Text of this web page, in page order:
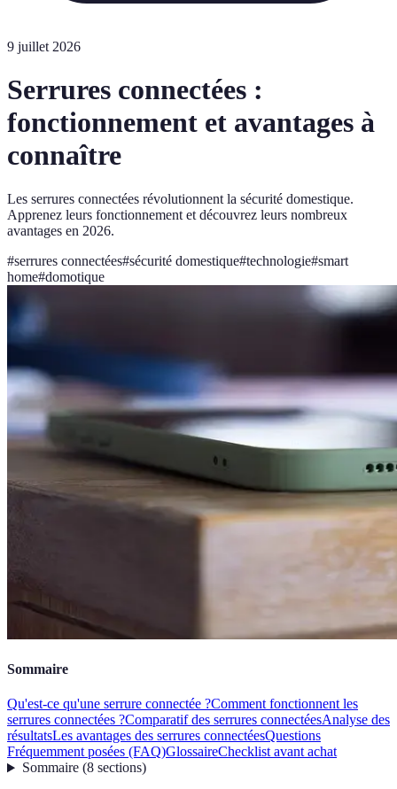
9 juillet 2026
Serrures connectées :
fonctionnement et avantages à
connaître
Les serrures connectées révolutionnent la sécurité domestique.
Apprenez leurs fonctionnement et découvrez leurs nombreux
avantages en 2026.
#serrures connectées#sécurité domestique#technologie#smart
home#domotique
Sommaire
Qu'est-ce qu'une serrure connectée ?Comment fonctionnent les
serrures connectées ?Comparatif des serrures connectéesAnalyse des
résultatsLes avantages des serrures connectéesQuestions
Fréquemment posées (FAQ)GlossaireChecklist avant achat
Sommaire(8 sections)